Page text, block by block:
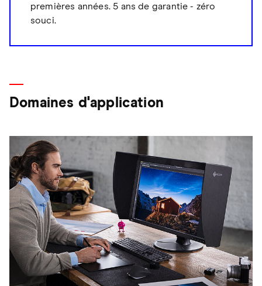
premières années. 5 ans de garantie - zéro
souci.
Domaines d'application